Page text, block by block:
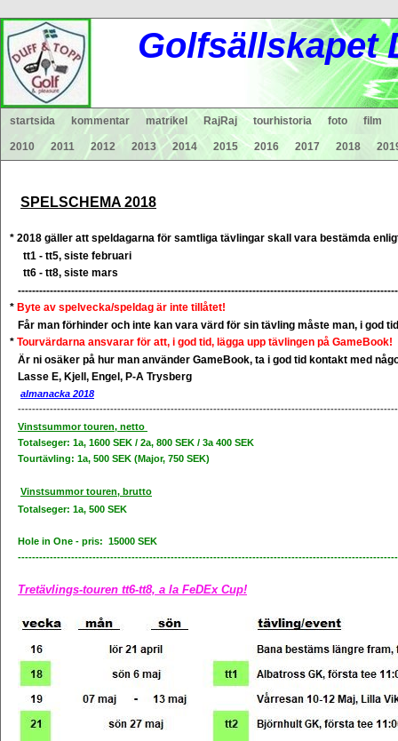
Golfsällskapet
startsida kommentar matrikel RajRaj tourhistoria foto film
2010 2011 2012 2013 2014 2015 2016 2017 2018
SPELSCHEMA 2018
* 2018 gäller att speldagarna för samtliga tävlingar skall vara bestämda
tt1 - tt5, siste februari
tt6 - tt8, siste mars
* Byte av spelvecka/speldag är inte tillåtet!
Får man förhinder och inte kan vara värd för sin tävling måste man, i god
* Tourvärdarna ansvarar för att, i god tid, lägga upp tävlingen på GameBook!
Är ni osäker på hur man använder GameBook, ta i god tid kontakt med
Lasse E, Kjell, Engel, P-A Trysberg
almanacka 2018
Vinstsummor touren, netto
Totalseger: 1a, 1600 SEK / 2a, 800 SEK / 3a 400 SEK
Tourtävling: 1a, 500 SEK (Major, 750 SEK)
Vinstsummor touren, brutto
Totalseger: 1a, 500 SEK
Hole in One - pris: 15000 SEK
Tretävlings-touren tt6-tt8, a la FeDEx Cup!